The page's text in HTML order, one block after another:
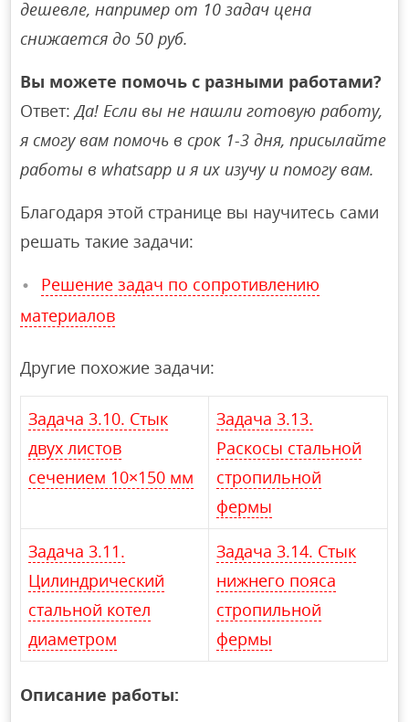
дешевле, например от 10 задач цена
снижается до 50 руб.
Вы можете помочь с разными работами?
Ответ:Да! Если вы не нашли готовую работу,
я смогу вам помочь в срок 1-3 дня, присылайте
работы в whatsapp и я их изучу и помогу вам.
Благодаря этой странице вы научитесь сами
решать такие задачи:
Решение задач по сопротивлению
материалов
Другие похожие задачи:
Задача 3.10. Стык
двух листов
сечением 10×150 мм
Задача 3.13.
Раскосы стальной
стропильной
фермы
Задача 3.11.
Цилиндрический
стальной котел
диаметром
Задача 3.14. Стык
нижнего пояса
стропильной
фермы
Описание работы: